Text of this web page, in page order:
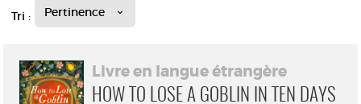
Tri : Pertinence
Livre en langue étrangère
HOW TO LOSE A GOBLIN IN TEN DAYS